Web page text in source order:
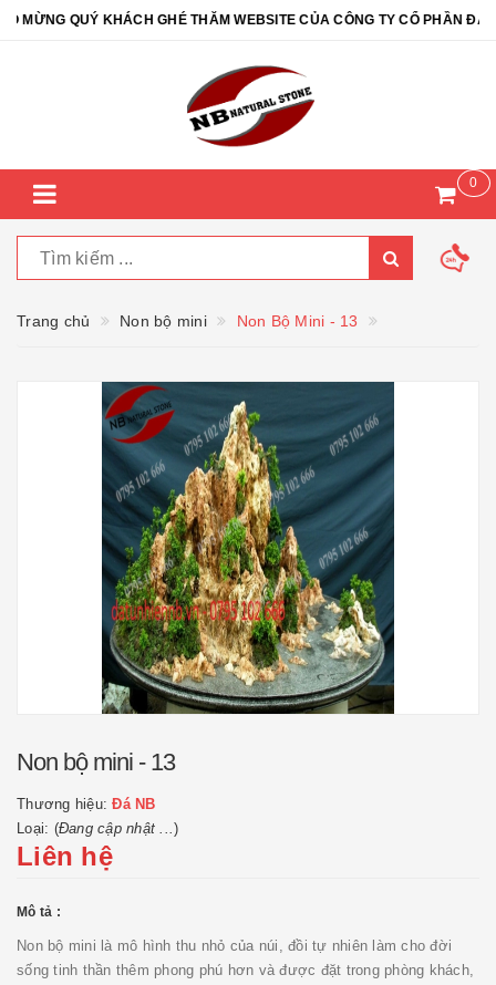
QUÝ KHÁCH GHÉ THĂM WEBSITE CỦA CÔNG TY CỔ PHẦN ĐÁ
0
Trang chủ Non bộ mini Non Bộ Mini - 13
Non bộ mini - 13
Thương hiệu:Đá NB
Loại: (Đang cập nhật ...)
Liên hệ
Mô tả :
Non bộ mini là mô hình thu nhỏ của núi, đồi tự nhiên làm cho đời
sống tinh thần thêm phong phú hơn và được đặt trong phòng khách,